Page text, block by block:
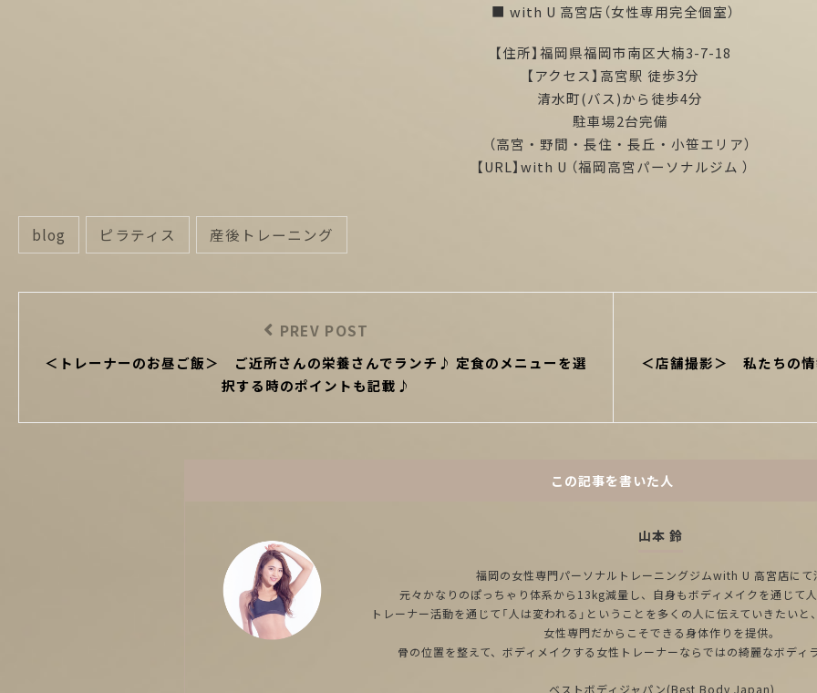
■ with U 高宮店（女性専用完全個室）
【住所】福岡県福岡市南区大楠3-7-18
【アクセス】高宮駅 徒歩3分
清水町(バス)から徒歩4分
駐車場2台完備
（高宮・野間・長住・長丘・小笹エリア）
【URL】with U （福岡高宮パーソナルジム ）
categories
blog ピラティス 産後トレーニング
Post
PREV POST
＜トレーナーのお昼ご飯＞ ご近所さんの栄養さんでランチ♪ 定食のメニューを選
択する時のポイントも記載♪
Post
＜店舗撮影＞ 私たちの情
この記事を書いた人
山本 鈴
福岡の女性専門パーソナルトレーニングジムwith U 高宮店にて
元々かなりのぽっちゃり体系から13kg減量し、自身もボディメイクを通じて
トレーナー活動を通じて「人は変われる」ということを多くの人に伝えていきたい
女性専門だからこそできる身体作りを提供。
骨の位置を整えて、ボディメイクする女性トレーナーならではの綺麗なボディ
ベストボディジャパン(Best Body Japan)